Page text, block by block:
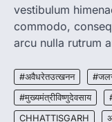
3
vestibulum
commodo,
arcu nulla rutrum
#अवैधरेतउत्खनन
#मुख्यमंत्रीविष्णुदेवसाय
CHHATTISGARH